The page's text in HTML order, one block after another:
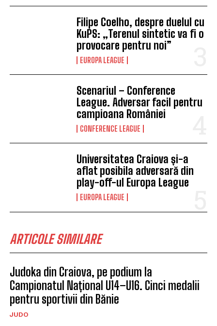
Filipe Coelho, despre duelul cu
KuPS: „Terenul sintetic va fi o
provocare pentru noi”
EUROPA LEAGUE
Scenariul – Conference
League. Adversar facil pentru
campioana României
CONFERENCE LEAGUE
Universitatea Craiova și-a
aflat posibila adversară din
play-off-ul Europa League
EUROPA LEAGUE
ARTICOLE SIMILARE
Judoka din Craiova, pe podium la
Campionatul Național U14–U16. Cinci medalii
pentru sportivii din Bănie
JUDO